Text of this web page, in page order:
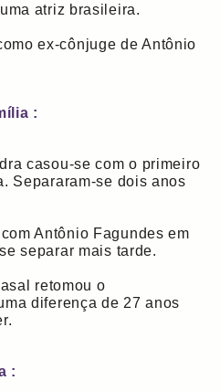
atriz brasileira.
ex-cônjuge de Antônio
:
casou-se com o primeiro
Separaram-se dois anos
Antônio Fagundes em
separar mais tarde.
retomou o
diferença de 27 anos
: